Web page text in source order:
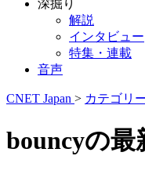
深掘り
解説
インタビュー
特集・連載
音声
CNET Japan > カテゴリ
bouncyの最